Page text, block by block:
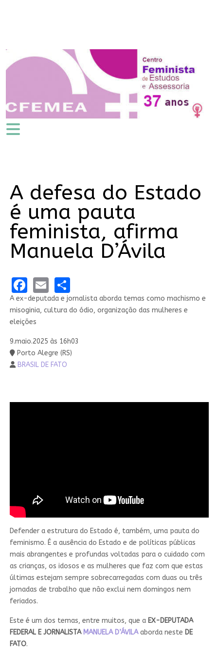
A defesa do Estado
é uma pauta
feminista, afirma
Manuela D’Ávila
Facebook
EmailShare
A ex-deputada e jornalista aborda temas como machismo e
misoginia, cultura do ódio, organização das mulheres e
eleições
9.maio.2025 às 16h03
Porto Alegre (RS)
BRASIL DE FATO
Defender a estrutura do Estado é, também, uma pauta do
feminismo. É a ausência do Estado e de políticas públicas
mais abrangentes e profundas voltadas para o cuidado com
as crianças, os idosos e as mulheres que faz com que estas
últimas estejam sempre sobrecarregadas com duas ou três
jornadas de trabalho que não exclui nem domingos nem
feriados.
Este é um dos temas, entre muitos, que a EX-DEPUTADA
FEDERAL E JORNALISTA MANUELA D’ÁVILAaborda neste DE
FATO.